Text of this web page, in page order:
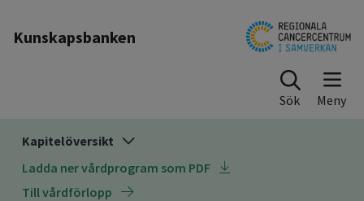
Kunskapsbanken
Sök
Kapitelöversikt
Ladda ner vårdprogram som PDF
Till vårdförlopp